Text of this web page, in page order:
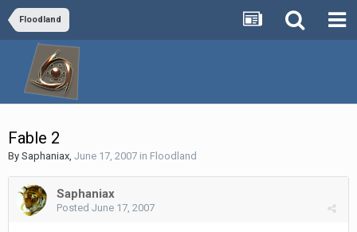
Floodland
Fable 2
By Saphaniax, June 17, 2007 in Floodland
Saphaniax
Posted June 17, 2007